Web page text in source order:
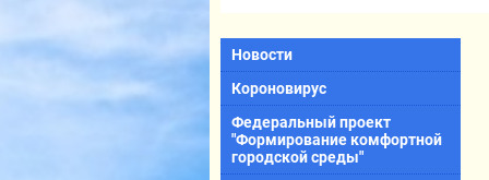
Новости
Короновирус
Федеральный проект
"Формирование комфортной
городской среды"